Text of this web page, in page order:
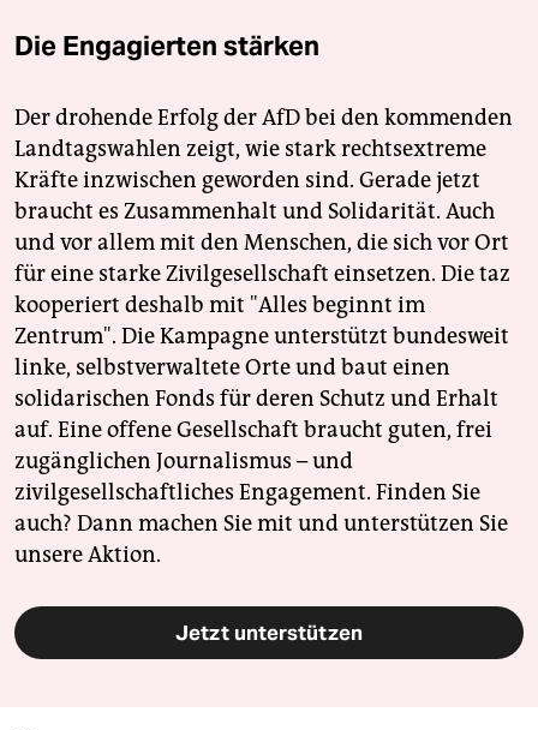
Die Engagierten stärken
Der drohende Erfolg der AfD bei den kommenden
Landtagswahlen zeigt, wie stark rechtsextreme
Kräfte inzwischen geworden sind. Gerade jetzt
braucht es Zusammenhalt und Solidarität. Auch
und vor allem mit den Menschen, die sich vor Ort
für eine starke Zivilgesellschaft einsetzen. Die taz
kooperiert deshalb mit "Alles beginnt im
Zentrum". Die Kampagne unterstützt bundesweit
linke, selbstverwaltete Orte und baut einen
solidarischen Fonds für deren Schutz und Erhalt
auf. Eine offene Gesellschaft braucht guten, frei
zugänglichen Journalismus – und
zivilgesellschaftliches Engagement. Finden Sie
auch? Dann machen Sie mit und unterstützen Sie
unsere Aktion.
Jetzt unterstützen